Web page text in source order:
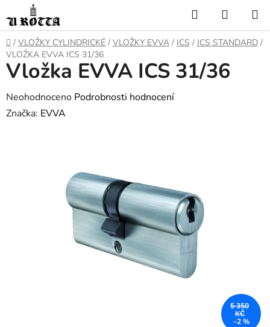
na
obsah
Hledat
KOŠÍK
DOMŮ
/ VLOŽKY CYLINDRICKÉ / VLOŽKY EVVA / ICS / ICS STANDARD /
VLOŽKA EVVA ICS 31/36
Vložka EVVA ICS 31/36
Průměrné
hodnocení
Neohodnoceno Podrobnosti hodnocení
Značka: EVVA
5 350
KČ
–2 %